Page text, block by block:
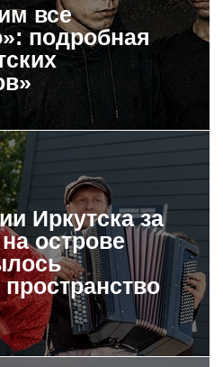
все
подробная
Иркутска за
острове